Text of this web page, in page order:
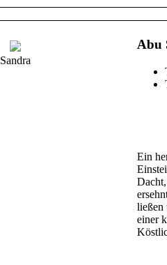
Sandra
Abu
Ein
ließen
einer